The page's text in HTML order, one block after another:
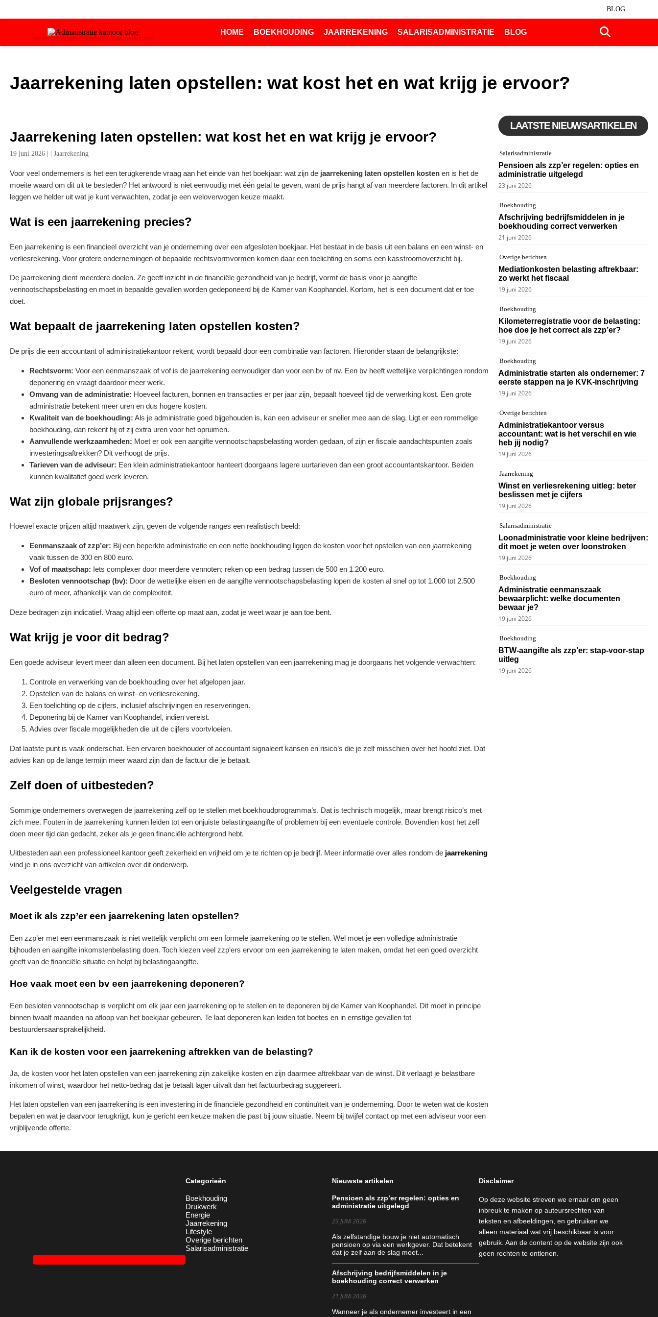
BLOG
HOME BOEKHOUDING JAARREKENING SALARISADMINISTRATIE BLOG
Jaarrekening laten opstellen: wat kost het en wat krijg je ervoor?
Jaarrekening laten opstellen: wat kost het en wat krijg je ervoor?
19 juni 2026 Jaarrekening
Voor veel ondernemers is het een terugkerende vraag aan het einde van het boekjaar: wat zijn de jaarrekening laten opstellen kosten en is het de
moeite waard om dit uit te besteden? Het antwoord is niet eenvoudig met één getal te geven, want de prijs hangt af van meerdere factoren. In dit artikel
leggen we helder uit wat je kunt verwachten, zodat je een weloverwogen keuze maakt.
Wat is een jaarrekening precies?
Een jaarrekening is een financieel overzicht van je onderneming over een afgesloten boekjaar. Het bestaat in de basis uit een balans en een winst- en
verliesrekening. Voor grotere ondernemingen of bepaalde rechtsvormvormen komen daar een toelichting en soms een kasstroomoverzicht bij.
De jaarrekening dient meerdere doelen. Ze geeft inzicht in de financiële gezondheid van je bedrijf, vormt de basis voor je aangifte
vennootschapsbelasting en moet in bepaalde gevallen worden gedeponeerd bij de Kamer van Koophandel. Kortom, het is een document dat er toe
doet.
Wat bepaalt de jaarrekening laten opstellen kosten?
De prijs die een accountant of administratiekantoor rekent, wordt bepaald door een combinatie van factoren. Hieronder staan de belangrijkste:
Rechtsvorm: Voor een eenmanszaak of vof is de jaarrekening eenvoudiger dan voor een bv of nv. Een bv heeft wettelijke verplichtingen rondom
deponering en vraagt daardoor meer werk.
Omvang van de administratie: Hoeveel facturen, bonnen en transacties er per jaar zijn, bepaalt hoeveel tijd de verwerking kost. Een grote
administratie betekent meer uren en dus hogere kosten.
Kwaliteit van de boekhouding: Als je administratie goed bijgehouden is, kan een adviseur er sneller mee aan de slag. Ligt er een rommelige
boekhouding, dan rekent hij of zij extra uren voor het opruimen.
Aanvullende werkzaamheden: Moet er ook een aangifte vennootschapsbelasting worden gedaan, of zijn er fiscale aandachtspunten zoals
investeringsaftrekken? Dit verhoogt de prijs.
Tarieven van de adviseur: Een klein administratiekantoor hanteert doorgaans lagere uurtarieven dan een groot accountantskantoor. Beiden
kunnen kwalitatief goed werk leveren.
Wat zijn globale prijsranges?
Hoewel exacte prijzen altijd maatwerk zijn, geven de volgende ranges een realistisch beeld:
Eenmanszaak of zzp’er: Bij een beperkte administratie en een nette boekhouding liggen de kosten voor het opstellen van een jaarrekening
vaak tussen de 300 en 800 euro.
Vof of maatschap: Iets complexer door meerdere vennoten; reken op een bedrag tussen de 500 en 1.200 euro.
Besloten vennootschap (bv): Door de wettelijke eisen en de aangifte vennootschapsbelasting lopen de kosten al snel op tot 1.000 tot 2.500
euro of meer, afhankelijk van de complexiteit.
Deze bedragen zijn indicatief. Vraag altijd een offerte op maat aan, zodat je weet waar je aan toe bent.
Wat krijg je voor dit bedrag?
Een goede adviseur levert meer dan alleen een document. Bij het laten opstellen van een jaarrekening mag je doorgaans het volgende verwachten:
Controle en verwerking van de boekhouding over het afgelopen jaar.
Opstellen van de balans en winst- en verliesrekening.
Een toelichting op de cijfers, inclusief afschrijvingen en reserveringen.
Deponering bij de Kamer van Koophandel, indien vereist.
Advies over fiscale mogelijkheden die uit de cijfers voortvloeien.
Dat laatste punt is vaak onderschat. Een ervaren boekhouder of accountant signaleert kansen en risico’s die je zelf misschien over het hoofd ziet. Dat
advies kan op de lange termijn meer waard zijn dan de factuur die je betaalt.
Zelf doen of uitbesteden?
Sommige ondernemers overwegen de jaarrekening zelf op te stellen met boekhoudprogramma’s. Dat is technisch mogelijk, maar brengt risico’s met
zich mee. Fouten in de jaarrekening kunnen leiden tot een onjuiste belastingaangifte of problemen bij een eventuele controle. Bovendien kost het zelf
doen meer tijd dan gedacht, zeker als je geen financiële achtergrond hebt.
Uitbesteden aan een professioneel kantoor geeft zekerheid en vrijheid om je te richten op je bedrijf. Meer informatie over alles rondom de jaarrekening
vind je in ons overzicht van artikelen over dit onderwerp.
Veelgestelde vragen
Moet ik als zzp’er een jaarrekening laten opstellen?
Een zzp’er met een eenmanszaak is niet wettelijk verplicht om een formele jaarrekening op te stellen. Wel moet je een volledige administratie
bijhouden en aangifte inkomstenbelasting doen. Toch kiezen veel zzp’ers ervoor om een jaarrekening te laten maken, omdat het een goed overzicht
geeft van de financiële situatie en helpt bij belastingaangifte.
Hoe vaak moet een bv een jaarrekening deponeren?
Een besloten vennootschap is verplicht om elk jaar een jaarrekening op te stellen en te deponeren bij de Kamer van Koophandel. Dit moet in principe
binnen twaalf maanden na afloop van het boekjaar gebeuren. Te laat deponeren kan leiden tot boetes en in ernstige gevallen tot
bestuurdersaansprakelijkheid.
Kan ik de kosten voor een jaarrekening aftrekken van de belasting?
Ja, de kosten voor het laten opstellen van een jaarrekening zijn zakelijke kosten en zijn daarmee aftrekbaar van de winst. Dit verlaagt je belastbare
inkomen of winst, waardoor het netto-bedrag dat je betaalt lager uitvalt dan het factuurbedrag suggereert.
Het laten opstellen van een jaarrekening is een investering in de financiële gezondheid en continuïteit van je onderneming. Door te weten wat de kosten
bepalen en wat je daarvoor terugkrijgt, kun je gericht een keuze maken die past bij jouw situatie. Neem bij twijfel contact op met een adviseur voor een
vrijblijvende offerte.
LAATSTE NIEUWSARTIKELEN
Salarisadministratie
Pensioen als zzp’er regelen: opties en
administratie uitgelegd
23 juni 2026
Boekhouding
Afschrijving bedrijfsmiddelen in je
boekhouding correct verwerken
21 juni 2026
Overige berichten
Mediationkosten belasting aftrekbaar:
zo werkt het fiscaal
19 juni 2026
Boekhouding
Kilometerregistratie voor de belasting:
hoe doe je het correct als zzp’er?
19 juni 2026
Boekhouding
Administratie starten als ondernemer: 7
eerste stappen na je KVK-inschrijving
19 juni 2026
Overige berichten
Administratiekantoor versus
accountant: wat is het verschil en wie
heb jij nodig?
19 juni 2026
Jaarrekening
Winst en verliesrekening uitleg: beter
beslissen met je cijfers
19 juni 2026
Salarisadministratie
Loonadministratie voor kleine bedrijven:
dit moet je weten over loonstroken
19 juni 2026
Boekhouding
Administratie eenmanszaak
bewaarplicht: welke documenten
bewaar je?
19 juni 2026
Boekhouding
BTW-aangifte als zzp’er: stap-voor-stap
uitleg
19 juni 2026
Categorieën
Boekhouding
Drukwerk
Energie
Jaarrekening
Lifestyle
Overige berichten
Salarisadministratie
Nieuwste artikelen
Pensioen als zzp’er regelen: opties en
administratie uitgelegd
23 JUNI 2026
Als zelfstandige bouw je niet automatisch
pensioen op via een werkgever. Dat betekent
dat je zelf aan de slag moet...
Afschrijving bedrijfsmiddelen in je
boekhouding correct verwerken
21 JUNI 2026
Wanneer je als ondernemer investeert in een
Disclaimer
Op deze website streven we ernaar om geen
inbreuk te maken op auteursrechten van
teksten en afbeeldingen, en gebruiken we
alleen materiaal wat vrij beschikbaar is voor
gebruik. Aan de content op de website zijn ook
geen rechten te ontlenen.